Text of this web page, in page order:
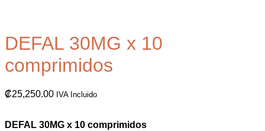
DEFAL 30MG x 10
comprimidos
₡25,250.00 IVA Incluido
DEFAL 30MG x 10 comprimidos